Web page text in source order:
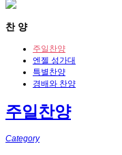
찬 양
주일찬양
엔젤 성가대
특별찬양
경배와 찬양
주일찬양
Category